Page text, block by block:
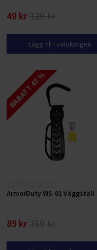
49 kr 129 kr
Lägg till i varukorgen
RABATT 47 %
ArmorDuty WS-01 Väggställ
89 kr 169 kr